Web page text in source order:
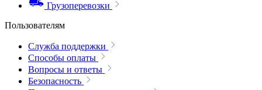
Грузоперевозки
Пользователям
Служба поддержки
Способы оплаты
Вопросы и ответы
Безопасность